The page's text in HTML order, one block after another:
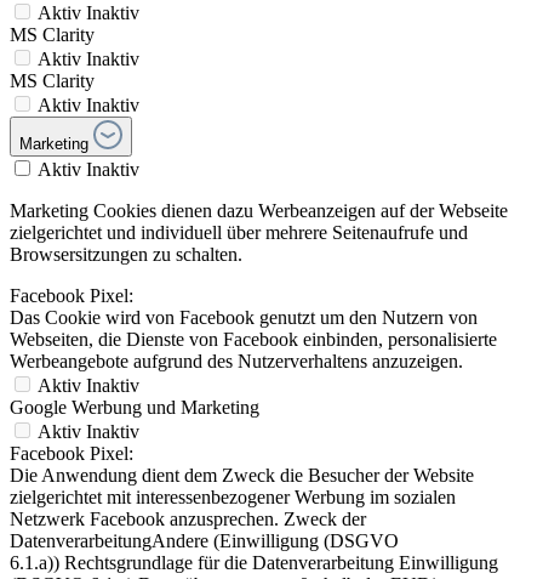
Aktiv Inaktiv
MS Clarity
Aktiv Inaktiv
MS Clarity
Aktiv Inaktiv
Marketing
Aktiv Inaktiv
Marketing Cookies dienen dazu Werbeanzeigen auf der Webseite
zielgerichtet und individuell über mehrere Seitenaufrufe und
Browsersitzungen zu schalten.
Facebook Pixel:
Das Cookie wird von Facebook genutzt um den Nutzern von
Webseiten, die Dienste von Facebook einbinden, personalisierte
Werbeangebote aufgrund des Nutzerverhaltens anzuzeigen.
Aktiv Inaktiv
Google Werbung und Marketing
Aktiv Inaktiv
Facebook Pixel:
Die Anwendung dient dem Zweck die Besucher der Website
zielgerichtet mit interessenbezogener Werbung im sozialen
Netzwerk Facebook anzusprechen. Zweck der
DatenverarbeitungAndere (Einwilligung (DSGVO
6.1.a)) Rechtsgrundlage für die Datenverarbeitung Einwilligung